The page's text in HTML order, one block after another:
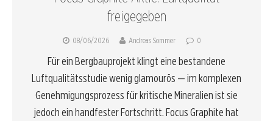
freigegeben
08/06/2026 Andreas Sommer 0
Für ein Bergbauprojekt klingt eine bestandene
Luftqualitätsstudie wenig glamourös — im komplexen
Genehmigungsprozess für kritische Mineralien ist sie
jedoch ein handfester Fortschritt. Focus Graphite hat